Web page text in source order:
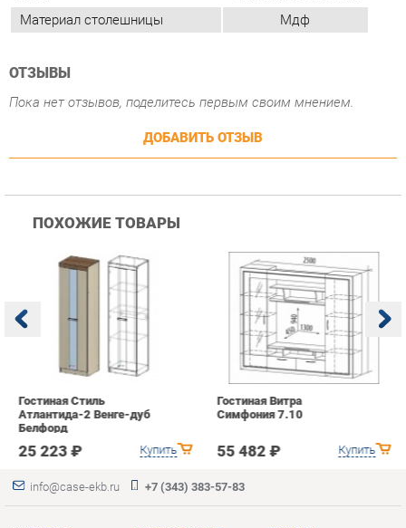
ДОБАВИТЬ ОТЗЫВ
ПОХОЖИЕ ТОВАРЫ
Купить
Атлантида-2 Венге-дуб
25 223 ₽ Купить
Гостиная Витра
Симфония 7.10
55 482 ₽
info@case-ekb.ru
КАТАЛОГ
Коллекции
Антресоли
Комоды
Контакты
Дизайн
ГОРОДА
Екатеринбург